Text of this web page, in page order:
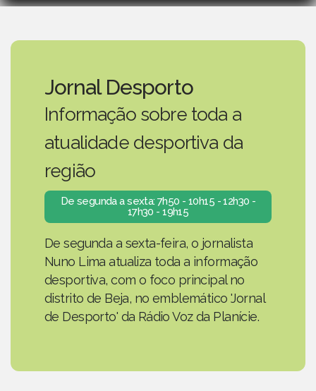
Jornal Desporto
Informação sobre toda a
atualidade desportiva da
região
De segunda a sexta: 7h50 - 10h15 - 12h30 -
17h30 - 19h15
De segunda a sexta-feira, o jornalista
Nuno Lima atualiza toda a informação
desportiva, com o foco principal no
distrito de Beja, no emblemático 'Jornal
de Desporto' da Rádio Voz da Planície.